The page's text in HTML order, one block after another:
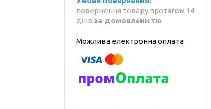
повернення товару протягом 14
днів за домовленістю